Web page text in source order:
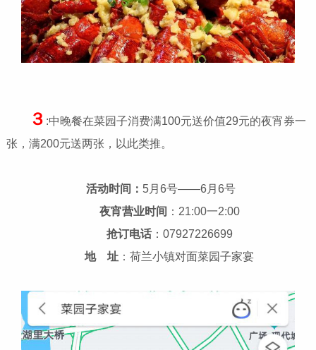
３ :中晚餐在菜园子消费满100元送价值29元的夜宵券一
张，满200元送两张，以此类推。
活动时间： 5月6号——6月6号
夜宵营业时间 ：21:00一2:00
抢订电话：07927226699
地 址 ：荷兰小镇对面菜园子家宴